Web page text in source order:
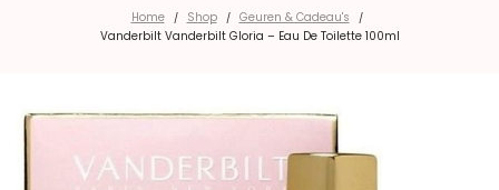
Home / Shop / Geuren & Cadeau's /
Vanderbilt Vanderbilt Gloria – Eau De Toilette 100ml